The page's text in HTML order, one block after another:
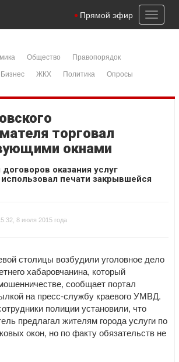
Toggle
Прямой эфир
Общество
Правопорядок
Бизнес ЖКХ Политика
Опросы
торговал
окнами
оказания услуг
печати закрывшейся
8 июля 2015 года
столицы возбудили уголовное дело
хабаровчанина, который
сообщает портал
на пресс-службу краевого УМВД.
полиции установили, что
предлагал жителям города услуги по
окон, но по факту обязательств не